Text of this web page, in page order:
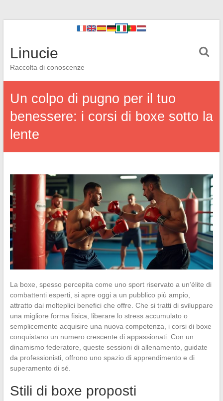
Linucie
Raccolta di conoscenze
Un colpo di pugno per il tuo
benessere: i corsi di boxe sotto la
lente
La boxe, spesso percepita come uno sport riservato a un’élite di
combattenti esperti, si apre oggi a un pubblico più ampio,
attratto dai molteplici benefici che offre. Che si tratti di sviluppare
una migliore forma fisica, liberare lo stress accumulato o
semplicemente acquisire una nuova competenza, i corsi di boxe
conquistano un numero crescente di appassionati. Con un
dinamismo federatore, queste sessioni di allenamento, guidate
da professionisti, offrono uno spazio di apprendimento e di
superamento di sé.
Stili di boxe proposti